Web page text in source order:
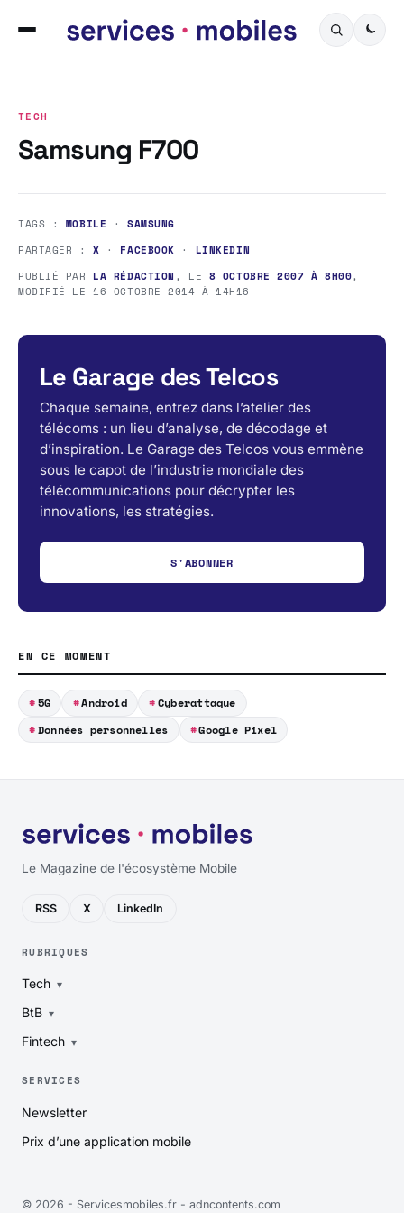
TECH
Samsung F700
TAGS : MOBILE · SAMSUNG
PARTAGER :X · FACEBOOK · LINKEDIN
PUBLIÉ PAR LA RÉDACTION , LE 8 OCTOBRE 2007 À 8H00,
MODIFIÉ LE16 OCTOBRE 2014 À 14H16
Le Garage des Telcos
Chaque semaine, entrez dans l’atelier des
télécoms : un lieu d’analyse, de décodage et
d’inspiration. Le Garage des Telcos vous emmène
sous le capot de l’industrie mondiale des
télécommunications pour décrypter les
innovations, les stratégies.
S'ABONNER
EN CE MOMENT
5G Android
Cyberattaque
Données personnelles
Google Pixel
Le Magazine de l'écosystème Mobile
RSS X LinkedIn
RUBRIQUES
Tech
BtB
Fintech
SERVICES
Newsletter
Prix d’une application mobile
© 2026 - Servicesmobiles.fr - adncontents.com